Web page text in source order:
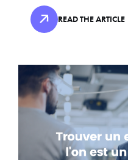
READ THE ARTICLE